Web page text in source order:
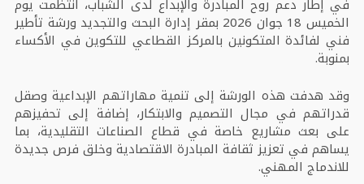
الخميس 18 جوان 2026 بمقر إدارة البحث والتجديد ورشة تأطير
فني لفائدة المتكونين بالمركز القطاعي للتكوين في الأكساء
بمنوبة.
وقد هدفت هذه الورشة إلى تنمية مهاراتهم الإبداعية وصقل
قدراتهم في مجال التصميم والابتكار، إضافة إلى تحفيزهم
على بعث مشاريع خاصة في قطاع الصناعات التقليدية، بما
يساهم في تعزيز ثقافة المبادرة الاقتصادية وخلق فرص جديدة
للاندماج المهني.